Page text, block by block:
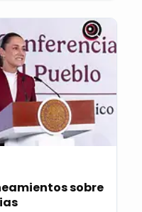
sobre